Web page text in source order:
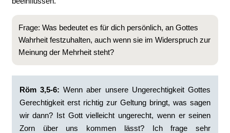
Frage: Was bedeutet es für dich persönlich, an Gottes
Wahrheit festzuhalten, auch wenn sie im Widerspruch zur
Meinung der Mehrheit steht?
Röm 3,5-6:‭Wenn aber unsere Ungerechtigkeit Gottes
Gerechtigkeit erst richtig zur Geltung bringt, was sagen
wir dann? Ist Gott vielleicht ungerecht, wenn er seinen
Zorn über uns kommen lässt? Ich frage sehr